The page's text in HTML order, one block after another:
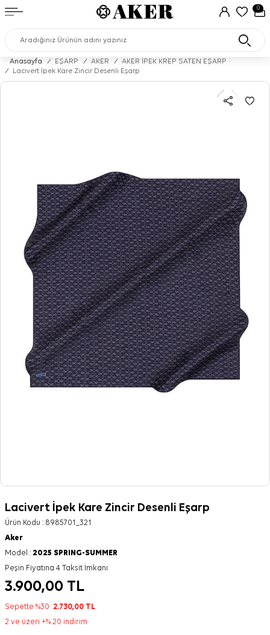
0
Anasayfa / EŞARP / AKER /
AKER İPEK KREP SATEN EŞARP
/
Lacivert İpek Kare Zincir Desenli Eşarp
Lacivert İpek Kare Zincir Desenli Eşarp
Ürün Kodu : 8985701_321
Aker
Model : 2025 SPRING-SUMMER
Peşin Fiyatına 4 Taksit İmkanı
3.900,00 TL
Sepette %30 2.730,00 TL
2 ve üzeri +% 20 indirim